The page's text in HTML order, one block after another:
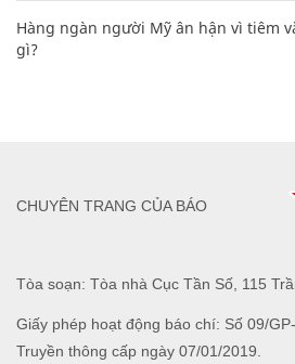
Hàng ngàn người Mỹ ân hận vì tiêm
gì?
Tòa soạn: Tòa nhà Cục Tần Số, 115
Giấy phép hoạt động báo chí: Số 09/
Truyền thông cấp ngày 07/01/2019.
CHUYÊN TRANG CỦA BÁO